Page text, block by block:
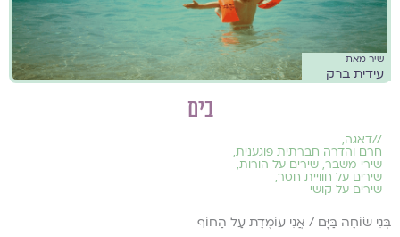
שיר מאת
עידית ברק
בים
//דאגה,
חרם והדרה חברתית פוגענית,
שירי משבר, שירים על הורות,
שירים על חוויית חסר,
שירים על קושי
בְּנִי שׂוֹחֶה בַּיָּם / אֲנִי עוֹמֶדֶת עַל הַחוֹף